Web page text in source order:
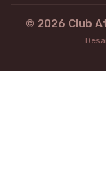
© 2026 Club